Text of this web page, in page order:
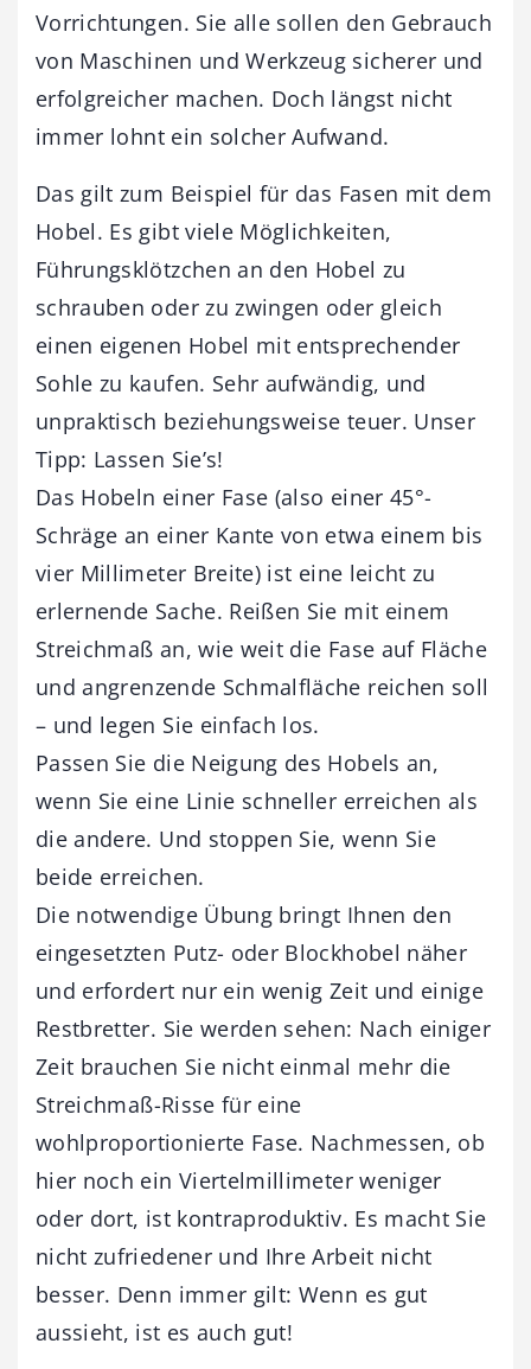
Vorrichtungen. Sie alle sollen den Gebrauch
von Maschinen und Werkzeug sicherer und
erfolgreicher machen. Doch längst nicht
immer lohnt ein solcher Aufwand.
Das gilt zum Beispiel für das Fasen mit dem
Hobel. Es gibt viele Möglichkeiten,
Führungsklötzchen an den Hobel zu
schrauben oder zu zwingen oder gleich
einen eigenen Hobel mit entsprechender
Sohle zu kaufen. Sehr aufwändig, und
unpraktisch beziehungsweise teuer. Unser
Tipp: Lassen Sie’s!
Das Hobeln einer Fase (also einer 45°-
Schräge an einer Kante von etwa einem bis
vier Millimeter Breite) ist eine leicht zu
erlernende Sache. Reißen Sie mit einem
Streichmaß an, wie weit die Fase auf Fläche
und angrenzende Schmalfläche reichen soll
– und legen Sie einfach los.
Passen Sie die Neigung des Hobels an,
wenn Sie eine Linie schneller erreichen als
die andere. Und stoppen Sie, wenn Sie
beide erreichen.
Die notwendige Übung bringt Ihnen den
eingesetzten Putz- oder Blockhobel näher
und erfordert nur ein wenig Zeit und einige
Restbretter. Sie werden sehen: Nach einiger
Zeit brauchen Sie nicht einmal mehr die
Streichmaß-Risse für eine
wohlproportionierte Fase. Nachmessen, ob
hier noch ein Viertelmillimeter weniger
oder dort, ist kontraproduktiv. Es macht Sie
nicht zufriedener und Ihre Arbeit nicht
besser. Denn immer gilt: Wenn es gut
aussieht, ist es auch gut!